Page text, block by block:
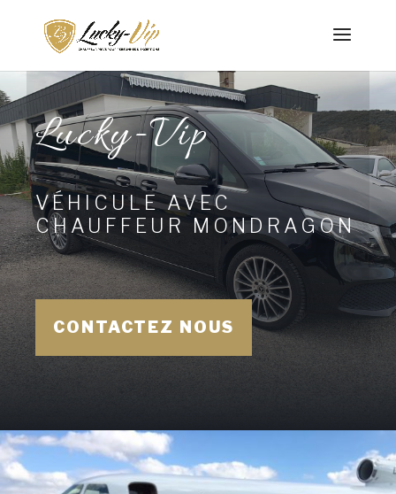
Lucky-Vip
VÉHICULE AVEC
CHAUFFEUR MONDRAGON
CONTACTEZ NOUS